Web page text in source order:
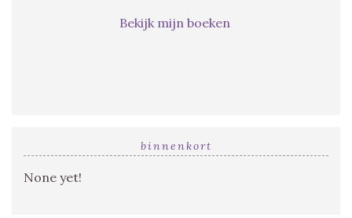
Bekijk mijn boeken
binnenkort
None yet!